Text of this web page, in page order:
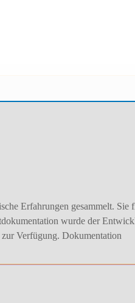
Erfahrungen gesammelt. Sie
wurde der
Verfügung. Dokumentation